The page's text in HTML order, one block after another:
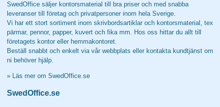
SwedOffice säljer kontorsmaterial till bra priser och med snabba
leveranser till företag och privatpersoner inom hela Sverige.
Vi har ett stort sortiment inom skrivbordsartiklar och kontorsmaterial, tex
pärmar, pennor, papper, kuvert och fika mm. Hos oss hittar du allt till
företagets kontor eller hemmakontoret.
Beställ snabbt och enkelt via vår webbplats eller kontakta kundtjänst om
ni behöver hjälp.
» Läs mer om SwedOffice.se
SwedOffice.se